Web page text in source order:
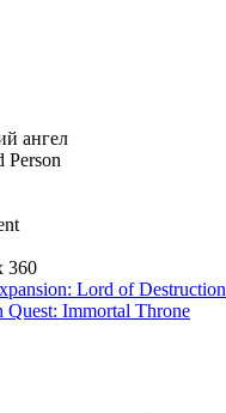
ангел
360
Lord of Destruction
Quest: Immortal Throne